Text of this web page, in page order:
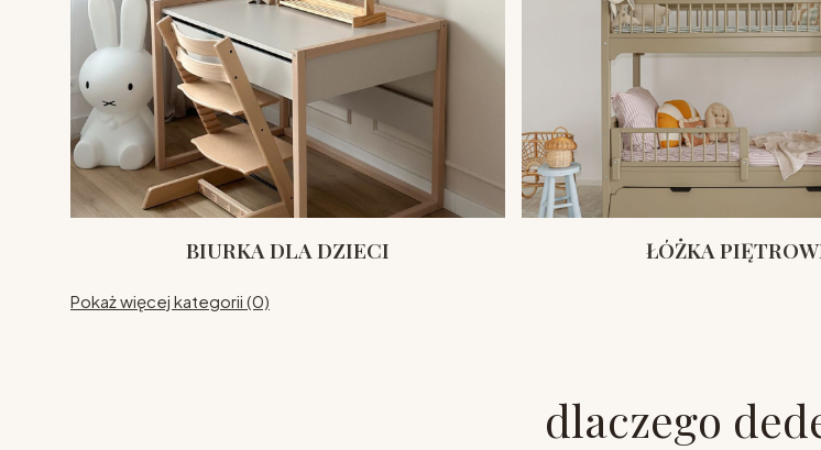
BIURKA DLA DZIECI ŁÓŻKA
Pokaż więcej kategorii (0)
dlaczego